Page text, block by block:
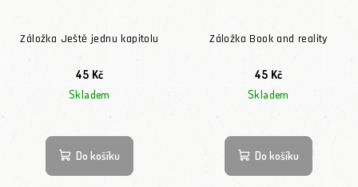
Záložka Ještě jednu kapitolu
45 Kč
Skladem
Do košíku
Záložka Book and reality
45 Kč
Skladem
Do košíku